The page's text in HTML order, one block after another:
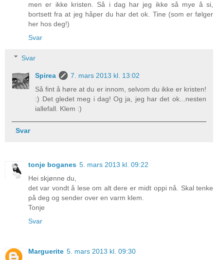
men er ikke kristen. Så i dag har jeg ikke så mye å si,
bortsett fra at jeg håper du har det ok. Tine (som er følger
her hos deg!)
Svar
Svar
Spirea
7. mars 2013 kl. 13:02
Så fint å høre at du er innom, selvom du ikke er kristen!
:) Det gledet meg i dag! Og ja, jeg har det ok...nesten
iallefall. Klem :)
Svar
tonje boganes 5. mars 2013 kl. 09:22
Hei skjønne du,
det var vondt å lese om alt dere er midt oppi nå. Skal tenke
på deg og sender over en varm klem.
Tonje
Svar
Marguerite 5. mars 2013 kl. 09:30